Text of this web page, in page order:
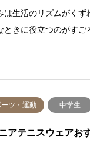
は生活のリズムがくず
ときに役立つのがす
ツ・運動 中学生
アテニスウェアお